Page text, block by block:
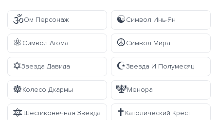
🕉️Ом Персонаж ☯️Символ Инь-Ян
⚛️ Символ Атома ☮️Символ Мира
✡️Звезда Давида ☪️Звезда И Полумесяц
☸️Колесо Дхармы 🕎Менора
🔯Шестиконечная Звезда ✝️ Католический Крест